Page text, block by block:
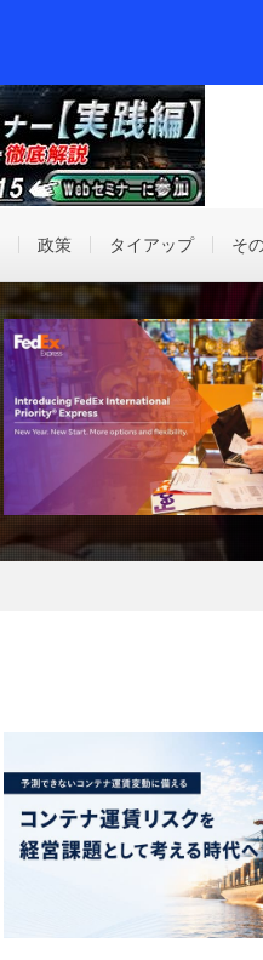
政策 タイアップ そ